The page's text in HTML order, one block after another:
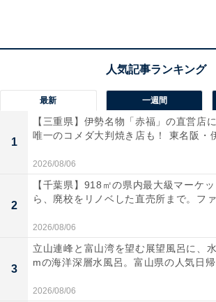
つで確認できるのが嬉しいですよね。
し、圧倒的なスタミナで長時間の作業を
ップしてくれます。これ一つあればDIY
まで大活躍すること間違いなし。
ユーザーからは「やっぱり純正は安心
ーが持続する」と信頼を寄せる声が多
す。一方で、「少し重さを感じる」と
バッテリーを探している人や、ハード
進めたい人には、おすすめの商品とい
最新 一週間
1
【三重県】伊勢名物「赤福」の直営店
唯一のコメダ大判焼き店も！ 東名阪・
2026/08/06
2
【千葉県】918㎡の県内最大級マーケ
ら、廃校をリノベした直売所まで。ファ
2026/08/06
3
立山連峰と富山湾を望む展望風呂に、
mの海洋深層水風呂。富山県の人気日帰
2026/08/06